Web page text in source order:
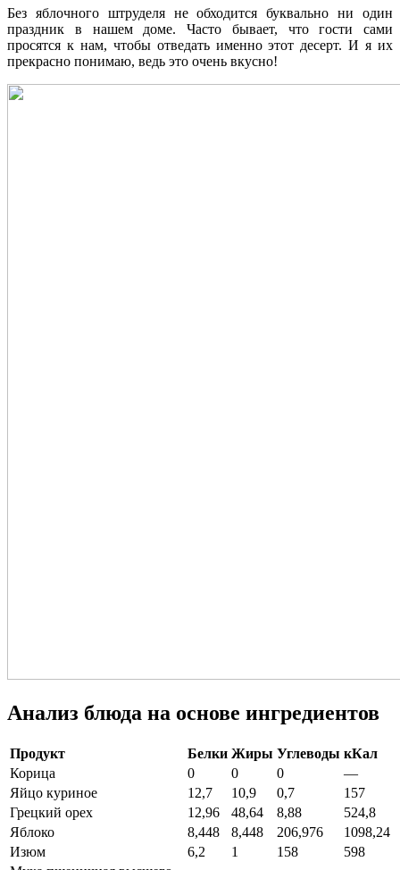
Без яблочного штруделя не обходится буквально ни один
праздник в нашем доме. Часто бывает, что гости сами
просятся к нам, чтобы отведать именно этот десерт. И я их
прекрасно понимаю, ведь это очень вкусно!
Анализ блюда на основе ингредиентов
Продукт Белки Жиры Углеводы кКал
Корица
0 0 0
—
Яйцо куриное
12,7 10,9 0,7
157
Грецкий орех
12,96 48,64 8,88
524,8
Яблоко
8,448 8,448 206,976
1098,24
Изюм
6,2 1 158
598